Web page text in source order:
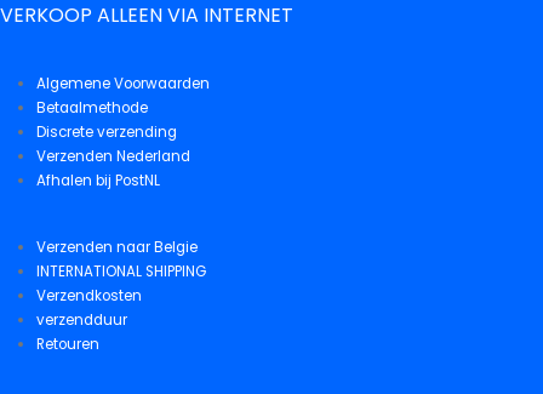
VERKOOP ALLEEN VIA INTERNET
Algemene Voorwaarden
Betaalmethode
Discrete verzending
Verzenden Nederland
Afhalen bij PostNL
Verzenden naar Belgie
INTERNATIONAL SHIPPING
Verzendkosten
verzendduur
Retouren